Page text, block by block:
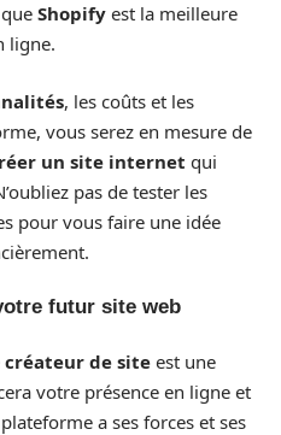
Shopify est la meilleure
ligne.
, les coûts et les
vous serez en mesure de
un site internet qui
pas de tester les
pour vous faire une idée
futur site web
créateur de site est une
votre présence en ligne et
a ses forces et ses